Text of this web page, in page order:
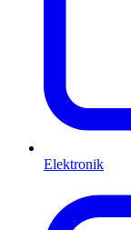
Elektronik